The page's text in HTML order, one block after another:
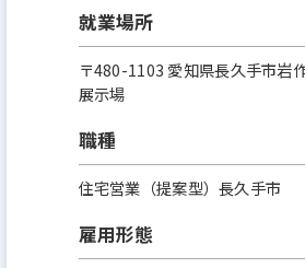
就業場所
〒480-1103 愛知県長久手市岩
展示場
職種
住宅営業（提案型）長久手市
雇用形態